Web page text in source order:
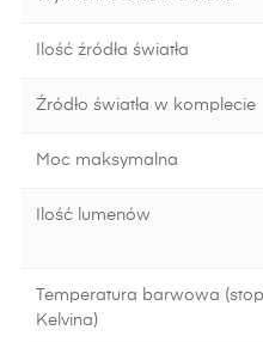
Ilość źródła światła
Źródło światła w komplecie
Moc maksymalna
Ilość lumenów
Temperatura barwowa
Kelvina)